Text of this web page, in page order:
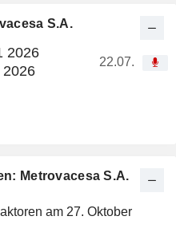
S.A.
2026
2026
22.07.
Metrovacesa S.A.
am 27. Oktober